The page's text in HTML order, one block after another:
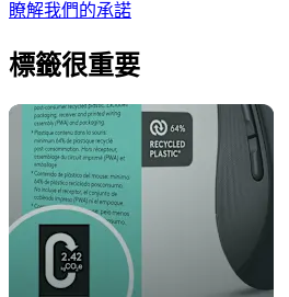
瞭解我們的承諾
標籤很重要